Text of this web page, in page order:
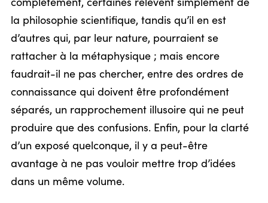
complètement, certaines relèvent simplement de
la philosophie scientifique, tandis qu’il en est
d’autres qui, par leur nature, pourraient se
rattacher à la métaphysique ; mais encore
faudrait-il ne pas chercher, entre des ordres de
connaissance qui doivent être profondément
séparés, un rapprochement illusoire qui ne peut
produire que des confusions. Enfin, pour la clarté
d’un exposé quelconque, il y a peut-être
avantage à ne pas vouloir mettre trop d’idées
dans un même volume.